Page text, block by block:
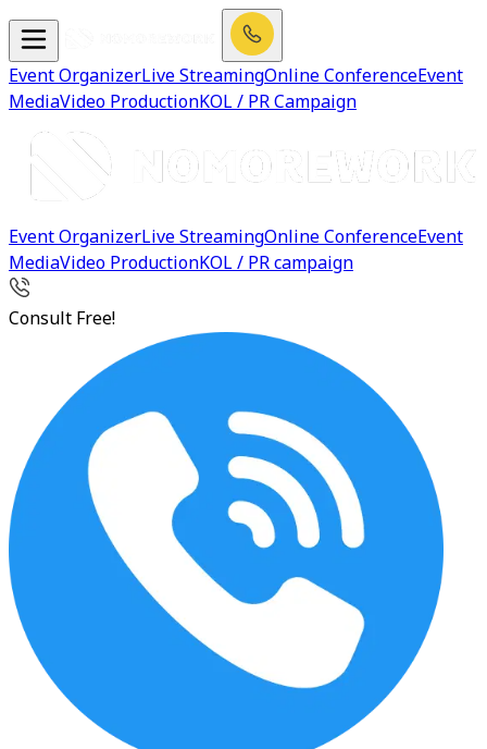
Event OrganizerLive StreamingOnline ConferenceEvent
MediaVideo ProductionKOL / PR Campaign
Event OrganizerLive StreamingOnline ConferenceEvent
MediaVideo ProductionKOL / PR campaign
Consult Free!